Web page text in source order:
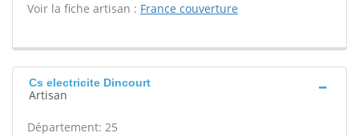
Voir la fiche artisan : France couverture
Cs electricite Dincourt
Artisan
Département: 25